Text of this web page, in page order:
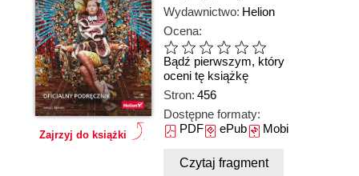
Zajrzyj do książki
Wydawnictwo: Helion
Ocena:
Bądź pierwszym, który
oceni tę książkę
Stron: 456
Dostępne formaty:
PDFePubMobi
Czytaj fragment